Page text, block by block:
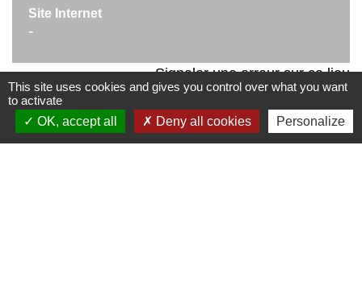
Site Internet
-
Signaler une erreur sur ce lieu
This site uses cookies and gives you control over what you want
to activate
OK, accept all
Deny all cookies Personalize